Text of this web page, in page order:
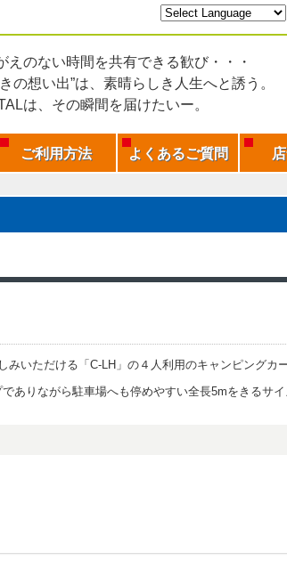
えのない時間を共有できる歓び・・・
の想い出”は、素晴らしき人生へと誘う。
は、その瞬間を届けたいー。
ご利用方法 よくあるご質問
みいただける「C-LH」の４人利用のキャンピングカー
ありながら駐車場へも停めやすい全長5mをきるサ